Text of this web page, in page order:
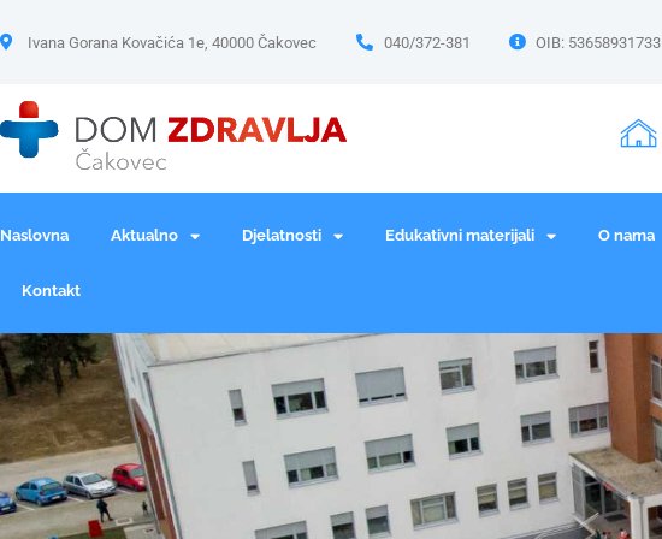
Ivana Gorana Kovačića 1e, 40000 Čakovec 040/372-381 OIB: 53658931733
Naslovna Aktualno Djelatnosti Edukativni materijali O nama
Kontakt